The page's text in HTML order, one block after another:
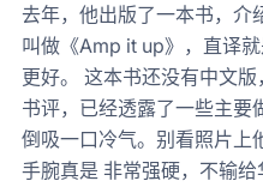
去年，他出版了一本书，介
叫做《Amp it up》，直译
更好。 这本书还没有中文
书评，已经透露了一些主要
倒吸一口冷气。别看照片上
手腕真是 非常强硬，不输